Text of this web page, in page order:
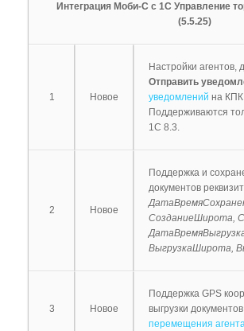
Интеграция Моби-С с 1С Управление
(5.5.25)
1 Новое
Настройки агентов,
Отправить
уведомлений на КПК
Поддерживаются
1С 8.3.
2 Новое
Поддержка и
документов
СозданиеШирота,
ВыгрузкаШирота,
3 Новое
Поддержка GPS
выгрузки
перемещения